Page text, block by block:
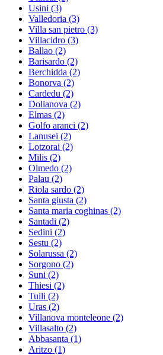
Usini (3)
Valledoria (3)
Villa san pietro (3)
Villacidro (3)
Ballao (2)
Barisardo (2)
Berchidda (2)
Bonorva (2)
Cardedu (2)
Dolianova (2)
Elmas (2)
Golfo aranci (2)
Lanusei (2)
Lotzorai (2)
Milis (2)
Olmedo (2)
Palau (2)
Riola sardo (2)
Santa giusta (2)
Santa maria coghinas (2)
Santadi (2)
Sedini (2)
Sestu (2)
Solarussa (2)
Sorgono (2)
Suni (2)
Thiesi (2)
Tuili (2)
Uras (2)
Villanova monteleone (2)
Villasalto (2)
Abbasanta (1)
Aritzo (1)